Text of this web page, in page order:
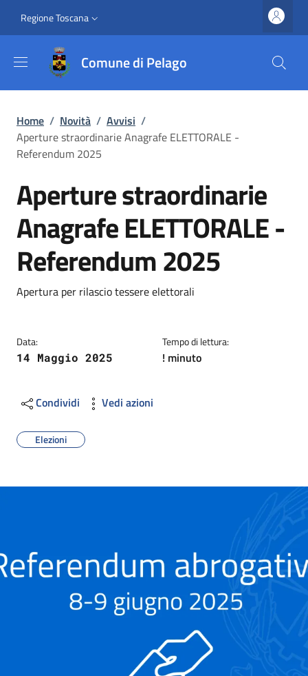
Slim top
Regione Toscana
Comune di Pelago
Briciole di pane
Home / Novità / Avvisi /
Aperture straordinarie Anagrafe ELETTORALE -
Referendum 2025
Aperture straordinarie
Anagrafe ELETTORALE -
Referendum 2025
Dettagli
Descrizione breve
Apertura per rilascio tessere elettorali
Data:
14 Maggio 2025
Tempo di lettura:
! minuto
Condividi Vedi azioni
Elezioni